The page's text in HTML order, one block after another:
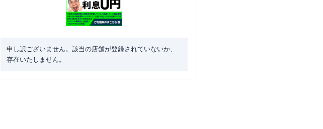
申し訳ございません。該当の店舗が登録されていないか、
存在いたしません。